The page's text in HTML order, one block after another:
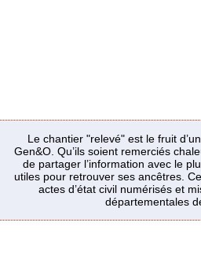
Le chantier "relevé" est le fruit
Gen&O. Qu’ils soient remerciés
de partager l’information avec le
utiles pour retrouver ses ancêtres.
actes d’état civil numérisés et
départementales